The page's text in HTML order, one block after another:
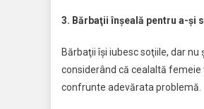
3. Bărbaţii înşeală pentru a-şi
Bărbaţii îşi iubesc soţiile, dar
considerând că cealaltă
confrunte adevărata problemă.